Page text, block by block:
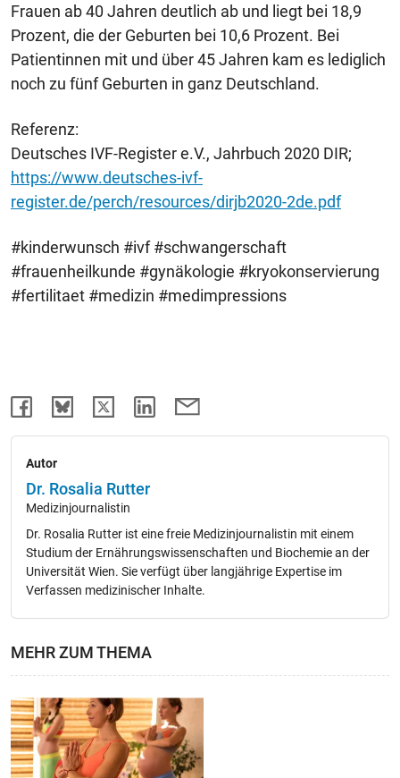
Frauen ab 40 Jahren deutlich ab und liegt bei 18,9
Prozent, die der Geburten bei 10,6 Prozent. Bei
Patientinnen mit und über 45 Jahren kam es lediglich
noch zu fünf Geburten in ganz Deutschland.
Referenz:
Deutsches IVF-Register e.V., Jahrbuch 2020 DIR;
https://www.deutsches-ivf-
register.de/perch/resources/dirjb2020-2de.pdf
#kinderwunsch #ivf #schwangerschaft
#frauenheilkunde #gynäkologie #kryokonservierung
#fertilitaet #medizin #medimpressions
Autor
Dr. Rosalia Rutter
Medizinjournalistin
Dr. Rosalia Rutter ist eine freie Medizinjournalistin mit einem
Studium der Ernährungswissenschaften und Biochemie an der
Universität Wien. Sie verfügt über langjährige Expertise im
Verfassen medizinischer Inhalte.
MEHR ZUM THEMA